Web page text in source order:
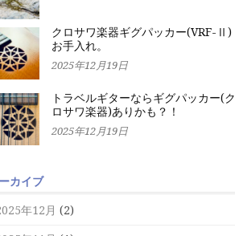
クロサワ楽器ギグパッカー(VRF-Ⅱ)
お手入れ。
2025年12月19日
トラベルギターならギグパッカー(ク
ロサワ楽器)ありかも？！
2025年12月19日
カイブ
年12月 (2)